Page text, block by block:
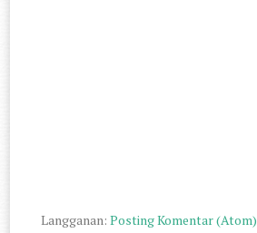
Langganan:Posting Komentar (Atom)